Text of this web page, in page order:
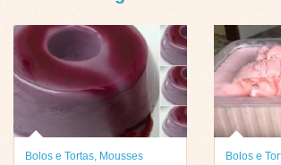
Bolos e Tortas, Mousses
Bolos e